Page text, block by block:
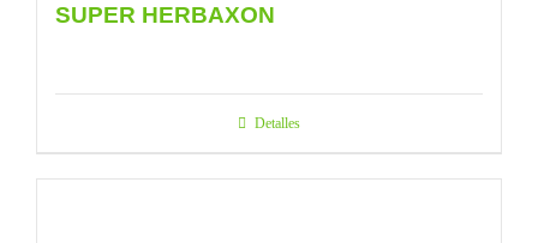
SUPER HERBAXON
Detalles